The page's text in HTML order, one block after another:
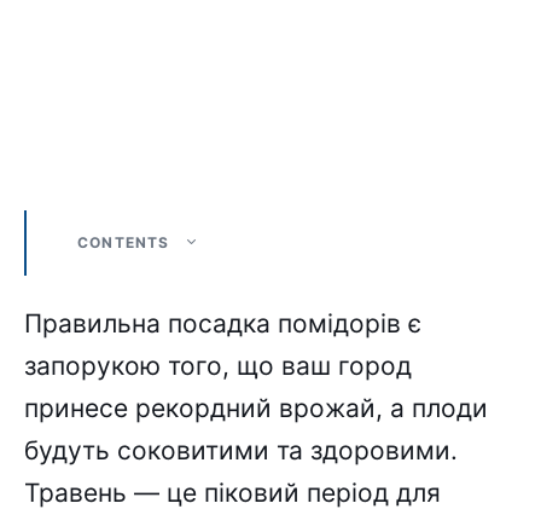
CONTENTS
Правильна посадка помідорів є
запорукою того, що ваш город
принесе рекордний врожай, а плоди
будуть соковитими та здоровими.
Травень — це піковий період для